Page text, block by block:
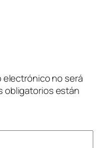
electrónico no será
obligatorios están